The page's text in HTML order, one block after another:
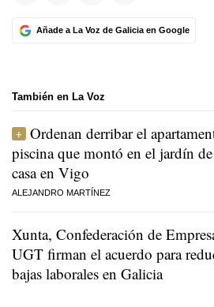
Añade a La Voz de Galicia en Google
También en La Voz
Ordenan derribar el
piscina que montó en el jardín
casa en Vigo
ALEJANDRO MARTÍNEZ
Xunta, Confederación de
UGT firman el acuerdo para
bajas laborales en Galicia